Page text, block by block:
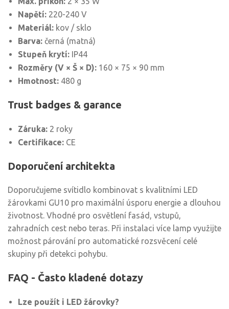
Napětí: 220-240 V
Materiál: kov / sklo
Barva: černá (matná)
Stupeň krytí: IP44
Rozměry (V × Š × D): 160 × 75 × 90 mm
Hmotnost: 480 g
Trust badges & garance
Záruka: 2 roky
Certifikace: CE
Doporučení architekta
Doporučujeme svítidlo kombinovat s kvalitními LED
žárovkami GU10 pro maximální úsporu energie a dlouhou
životnost. Vhodné pro osvětlení fasád, vstupů,
zahradních cest nebo teras. Při instalaci více lamp využijte
možnost párování pro automatické rozsvěcení celé
skupiny při detekci pohybu.
FAQ - Často kladené dotazy
Lze použít i LED žárovky?